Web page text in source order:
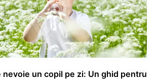
nevoie un copil pe zi: Un ghid pentru